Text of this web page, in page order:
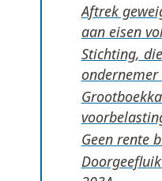
Aftrek
aan eisen
Stichting,
ondernemer
Geen rente